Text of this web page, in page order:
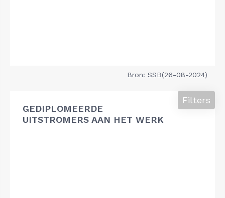
Bron: SSB(26-08-2024)
GEDIPLOMEERDE
UITSTROMERS AAN HET WERK
Filters